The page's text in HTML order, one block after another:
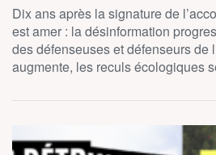
Dix ans après la signature de
est amer : la désinformation
des défenseuses et défenseurs de
augmente, les reculs écologiques